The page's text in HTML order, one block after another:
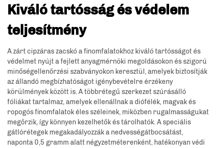
Kiváló tartósság és védelem
teljesítmény
A zárt cipzáras zacskó a finomfalatokhoz kiváló tartósságot és
védelmet nyújt a fejlett anyagmérnöki megoldásokon és szigorú
minőségellenőrzési szabványokon keresztül, amelyek biztosítják
az állandó megbízhatóságot igénybevételre érzékeny
körülmények között is. A többrétegű szerkezet szúrásálló
fóliákat tartalmaz, amelyek ellenállnak a diófélék, magvak és
ropogós finomfalatok éles széleinek, miközben rugalmasságukat
megőrzik, így könnyen kezelhetők és tárolhatók. A speciális
gátlórétegek megakadályozzák a nedvességátbocsátást,
naponta 0,5 gramm alatt négyzetméterenként, hatékonyan védi